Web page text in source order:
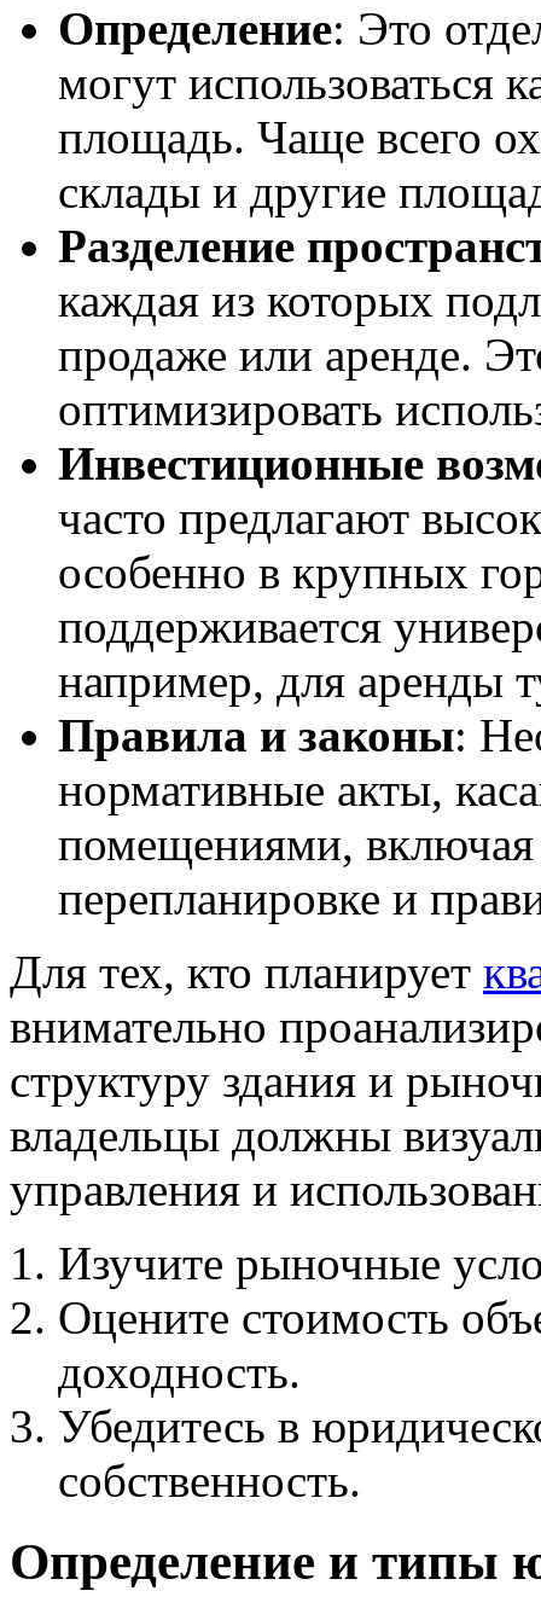
Определение: Это
могут использоваться
площадь. Чаще всего
склады и другие
Разделение
каждая из которых
продаже или аренде.
оптимизировать
Инвестиционные
часто предлагают
особенно в крупных
поддерживается
например, для аренды
Правила и законы:
нормативные акты,
помещениями,
перепланировке и
Для тех, кто планирует
внимательно
структуру здания и
владельцы должны
управления и
Изучите рыночные
Оцените стоимость
доходность.
Убедитесь в
собственность.
Определение и типы